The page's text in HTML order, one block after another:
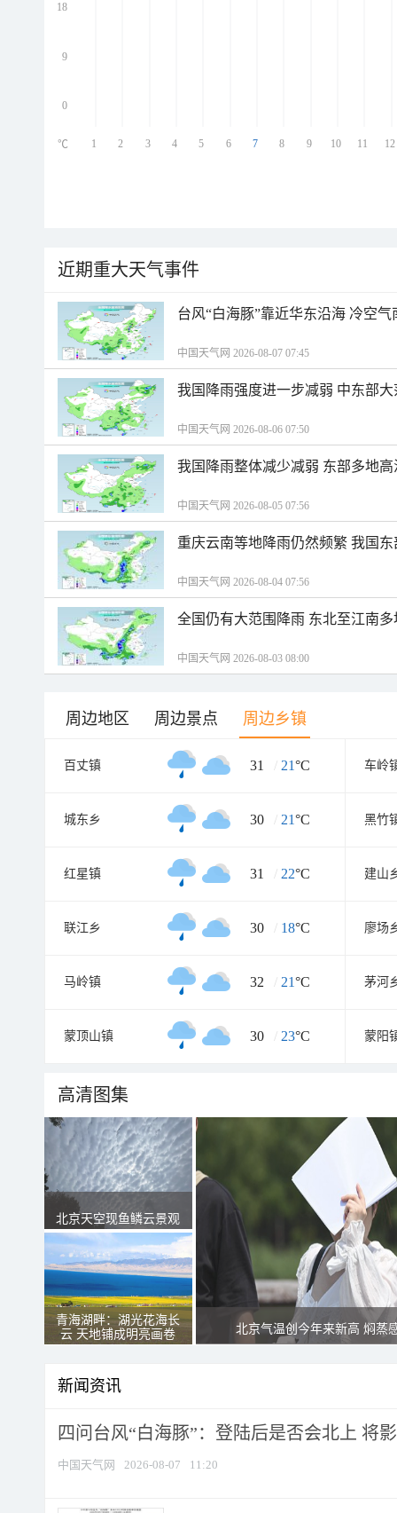
18
9
0
1 2 3 4 5 6 7 8 9 10 11 12
℃
近期重大天气事件
台风“白海豚”靠近华东沿海 冷空
中国天气网 2026-08-07 07:45
我国降雨强度进一步减弱 中东部
中国天气网 2026-08-06 07:50
我国降雨整体减少减弱 东部多地
中国天气网 2026-08-05 07:56
重庆云南等地降雨仍然频繁 我国
中国天气网 2026-08-04 07:56
全国仍有大范围降雨 东北至江南
中国天气网 2026-08-03 08:00
周边地区 周边景点 周边乡镇
百丈镇 31 / 21°C 车岭
城东乡 30 / 21°C 黑竹
红星镇 31 / 22°C 建山
联江乡 30 / 18°C 廖场
马岭镇 32 / 21°C 茅河
蒙顶山镇 30 / 23°C 蒙阳
高清图集
北京天空现鱼鳞云景观
青海湖畔：湖光花海长
云 天地铺成明亮画卷
北京气温创今年来新高 焖蒸
新闻资讯
四问台风“白海豚”：登陆后是否会北上 将
中国天气网 2026-08-07 11:20